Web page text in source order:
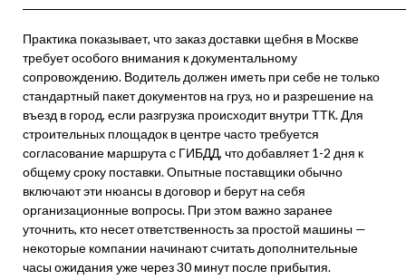
Практика показывает, что заказ доставки щебня в Москве
требует особого внимания к документальному
сопровождению. Водитель должен иметь при себе не только
стандартный пакет документов на груз, но и разрешение на
въезд в город, если разгрузка происходит внутри ТТК. Для
строительных площадок в центре часто требуется
согласование маршрута с ГИБДД, что добавляет 1-2 дня к
общему сроку поставки. Опытные поставщики обычно
включают эти нюансы в договор и берут на себя
организационные вопросы. При этом важно заранее
уточнить, кто несет ответственность за простой машины —
некоторые компании начинают считать дополнительные
часы ожидания уже через 30 минут после прибытия.